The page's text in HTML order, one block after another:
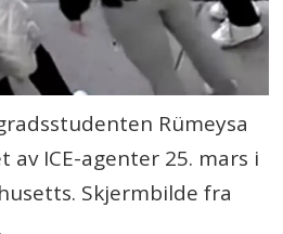
Rümeysa
av ICE-agenter 25. mars i
Skjermbilde fra